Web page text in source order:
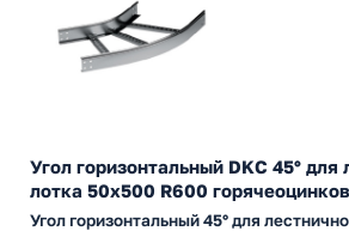
Угол горизонтальный DKC 45° для
лотка 50х500 R600
Угол горизонтальный 45° для